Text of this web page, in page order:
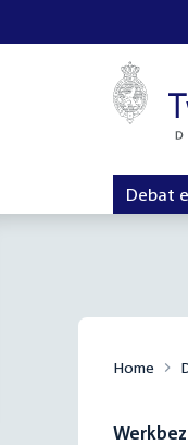
Debat
Home